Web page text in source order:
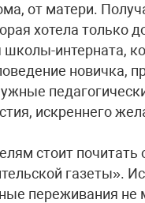
от матери.
хотела только
интерната,
новичка,
искреннего
стоит
газеты».
переживания не